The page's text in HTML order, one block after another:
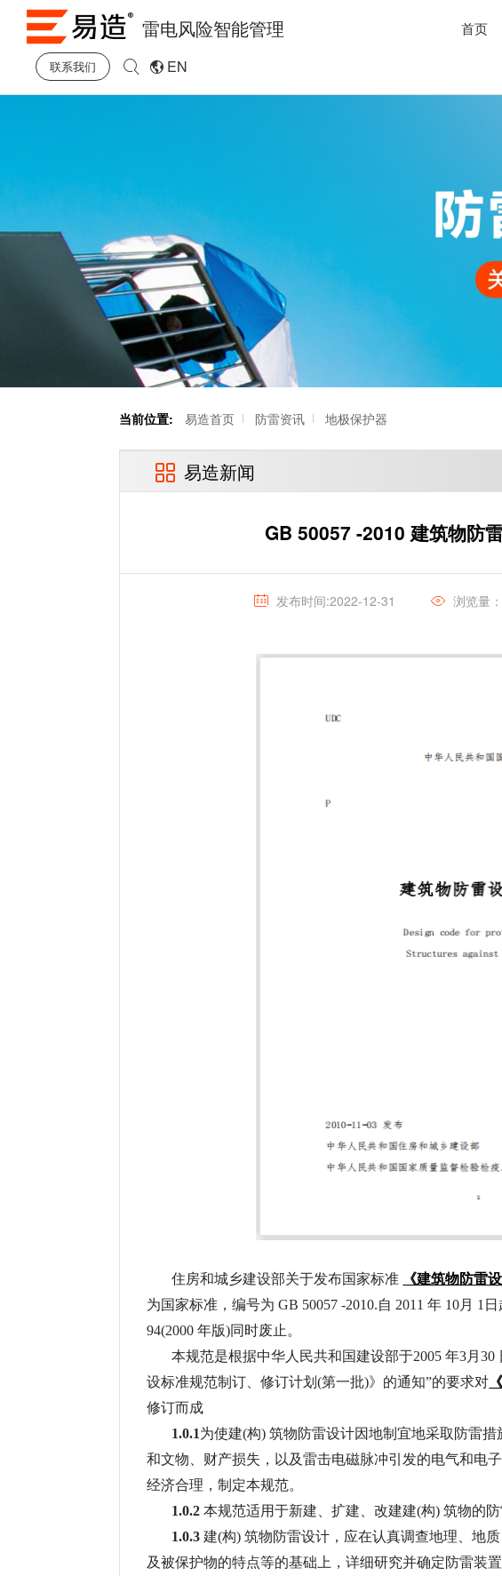
雷电风险智能管理 首页
联系我们 EN
当前位置: 易造首页 防雷资讯 地极保护器
易造新闻
GB 50057 -2010 建筑物防
发布时间:2022-12-31 浏览量
住房和城乡建设部关于发布国家标准 《建筑物防雷
为国家标准，编号为 GB 50057 -2010.自 2011 年 10月 1
94(2000 年版)同时废止。
本规范是根据中华人民共和国建设部于2005 年3月30
设标准规范制订、修订计划(第一批)》的通知”的要求对
修订而成
1.0.1为使建(构) 筑物防雷设计因地制宜地采取防雷
和文物、财产损失，以及雷击电磁脉冲引发的电气和电
经济合理，制定本规范。
1.0.2 本规范适用于新建、扩建、改建建(构) 筑物的防
1.0.3 建(构) 筑物防雷设计，应在认真调查地理、地
及被保护物的特点等的基础上，详细研究并确定防雷装置